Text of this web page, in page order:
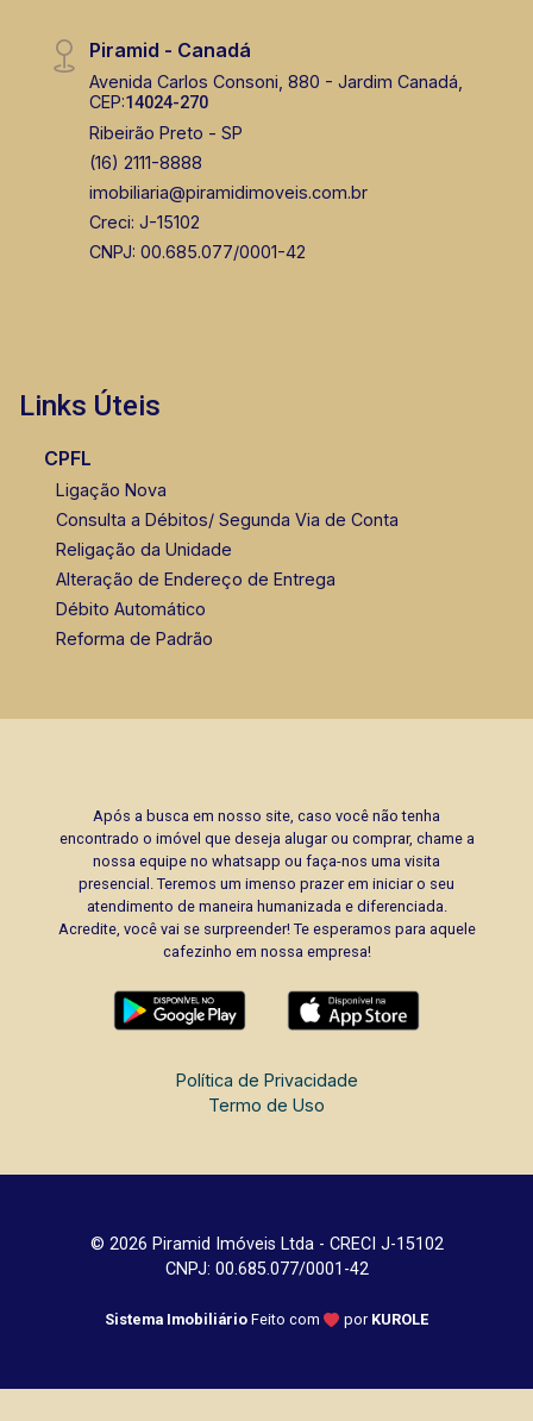
Lucelia Mariotti
CORRETOR DE PLANTÃO
Piramid - Canadá
Avenida Carlos Consoni, 880 - Jardim Canadá,
CEP:14024-270
Ribeirão Preto - SP
(16) 2111-8888
imobiliaria@piramidimoveis.com.br
Creci: J-15102
CNPJ: 00.685.077/0001-42
Links Úteis
CPFL
Ligação Nova
Consulta a Débitos/ Segunda Via de Conta
Religação da Unidade
Alteração de Endereço de Entrega
Débito Automático
Reforma de Padrão
Após a busca em nosso site, caso você não tenha
encontrado o imóvel que deseja alugar ou comprar, chame a
nossa equipe no whatsapp ou faça-nos uma visita
presencial. Teremos um imenso prazer em iniciar o seu
atendimento de maneira humanizada e diferenciada.
Acredite, você vai se surpreender! Te esperamos para aquele
cafezinho em nossa empresa!
Política de Privacidade
Termo de Uso
© 2026 Piramid Imóveis Ltda - CRECI J-15102
CNPJ: 00.685.077/0001-42
Sistema Imobiliário Feito com por KUROLE